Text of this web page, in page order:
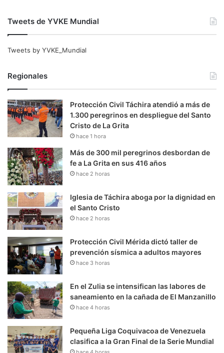
Tweets de YVKE Mundial
Tweets by YVKE_Mundial
Regionales
Protección Civil Táchira atendió a más de
1.300 peregrinos en despliegue del Santo
Cristo de La Grita
hace 1 hora
Más de 300 mil peregrinos desbordan de
fe a La Grita en sus 416 años
hace 2 horas
Iglesia de Táchira aboga por la dignidad en
el Santo Cristo
hace 2 horas
Protección Civil Mérida dictó taller de
prevención sísmica a adultos mayores
hace 3 horas
En el Zulia se intensifican las labores de
saneamiento en la cañada de El Manzanillo
hace 4 horas
Pequeña Liga Coquivacoa de Venezuela
clasifica a la Gran Final de la Serie Mundial